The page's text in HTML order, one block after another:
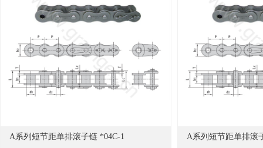
A系列短节距单排滚子链 *04C-1 A系列短节距单排滚